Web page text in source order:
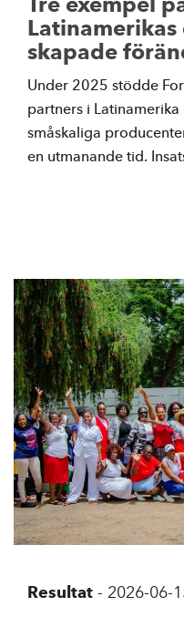
Tre exempel
skapade
Under 2025 stödde
partners i
småskaliga
en utmanande tid.
Resultat - 2026-06-